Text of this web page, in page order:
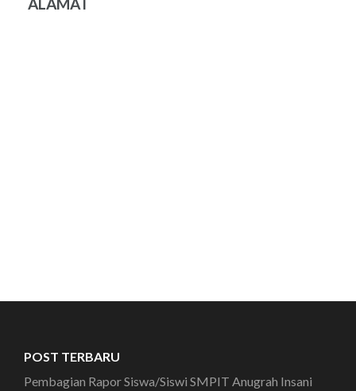
ALAMAT
POST TERBARU
Pembagian Rapor Siswa/Siswi SMPIT Anugrah Insani